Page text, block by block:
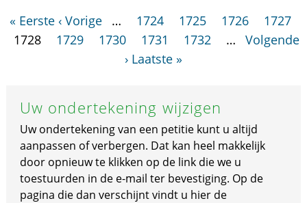
« Eerste ‹ Vorige … 1724 1725 1726
1727
1728
1729 1730 1731 1732 …
Volgende
› Laatste »
Uw ondertekening wijzigen
Uw ondertekening van een petitie kunt u altijd
aanpassen of verbergen. Dat kan heel makkelijk
door opnieuw te klikken op de link die we u
toestuurden in de e-mail ter bevestiging. Op de
pagina die dan verschijnt vindt u hier de